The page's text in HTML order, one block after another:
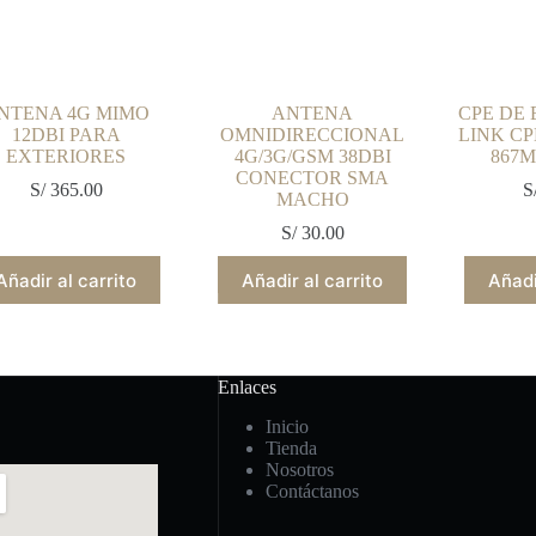
4G MIMO
12DBI PARA
EXTERIORES
S/365.00
al carrito
ANTENA
OMNIDIRECCIONAL
4G/3G/GSM 38DBI
CONECTOR SMA
MACHO
S/30.00
Añadir al carrito
CPE DE
LINK
Enlaces
Inicio
Tienda
Nosotros
Contáctanos